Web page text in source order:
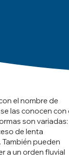
el nombre de
las conocen con
son variadas:
de lenta
pueden
a un orden fluvial